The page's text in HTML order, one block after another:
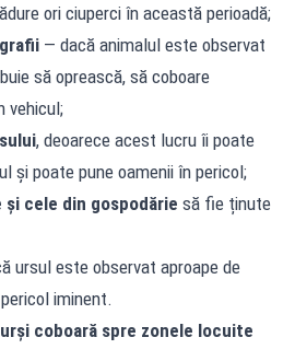
ori ciuperci în această perioadă;
— dacă animalul este observat
să oprească, să coboare
vehicul;
, deoarece acest lucru îi poate
și poate pune oamenii în pericol;
și cele din gospodărie să fie ținute
ursul este observat aproape de
iminent.
coboară spre zonele locuite